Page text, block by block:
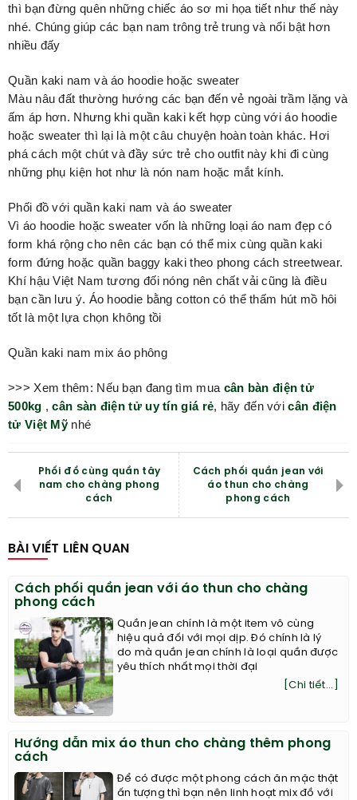
thì bạn đừng quên những chiếc áo sơ mi họa tiết như thế này
nhé. Chúng giúp các bạn nam trông trẻ trung và nổi bật hơn
nhiều đấy
Quần kaki nam và áo hoodie hoặc sweater
Màu nâu đất thường hướng các bạn đến vẻ ngoài trầm lặng và
ấm áp hơn. Nhưng khi quần kaki kết hợp cùng với áo hoodie
hoặc sweater thì lại là một câu chuyện hoàn toàn khác. Hơi
phá cách một chút và đầy sức trẻ cho outfit này khi đi cùng
những phụ kiện hot như là nón nam hoặc mắt kính.
Phối đồ với quần kaki nam và áo sweater
Vì áo hoodie hoặc sweater vốn là những loại áo nam đẹp có
form khá rộng cho nên các bạn có thể mix cùng quần kaki
form đứng hoặc quần baggy kaki theo phong cách streetwear.
Khí hậu Việt Nam tương đối nóng nên chất vải cũng là điều
bạn cần lưu ý. Áo hoodie bằng cotton có thể thấm hút mồ hôi
tốt là một lựa chọn không tồi
Quần kaki nam mix áo phông
>>> Xem thêm: Nếu bạn đang tìm mua cân bàn điện tử
500kg ,cân sàn điện tử uy tín giá rẻ, hãy đến vớicân điện
tử Việt Mỹnhé
Phối đồ cùng quần tây
nam cho chàng phong
cách
Cách phối quần jean với
áo thun cho chàng
phong cách
BÀI VIẾT LIÊN QUAN
Cách phối quần jean với áo thun cho chàng
phong cách
Quần jean chính là một item vô cùng
hiệu quả đối với mọi dịp. Đó chính là lý
do mà quần jean chính là loại quần được
yêu thích nhất mọi thời đại
[Chi tiết...]
Hướng dẫn mix áo thun cho chàng thêm phong
cách
Để có được một phong cách ăn mặc thật
ấn tượng thì bạn nên linh hoạt mix đồ với